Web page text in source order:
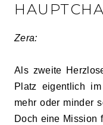
Zera:
Als zweite
Platz eigentlich
mehr oder minder
Doch eine Mission